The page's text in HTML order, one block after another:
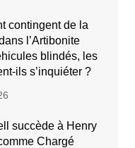
contingent de la
l’Artibonite
blindés, les
ils s’inquiéter ?
succède à Henry
Chargé